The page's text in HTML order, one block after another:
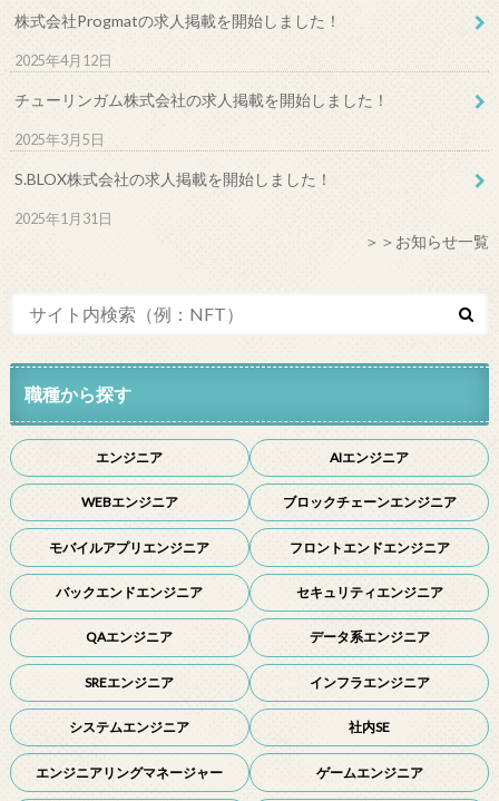
株式会社Progmatの求人掲載を開始しました！
2025年4月12日
チューリンガム株式会社の求人掲載を開始しました！
2025年3月5日
S.BLOX株式会社の求人掲載を開始しました！
2025年1月31日
＞＞お知らせ一覧
職種から探す
エンジニア AIエンジニア
WEBエンジニア ブロックチェーンエンジニア
モバイルアプリエンジニア フロントエンドエンジニア
バックエンドエンジニア セキュリティエンジニア
QAエンジニア データ系エンジニア
SREエンジニア インフラエンジニア
システムエンジニア 社内SE
エンジニアリングマネージャー ゲームエンジニア